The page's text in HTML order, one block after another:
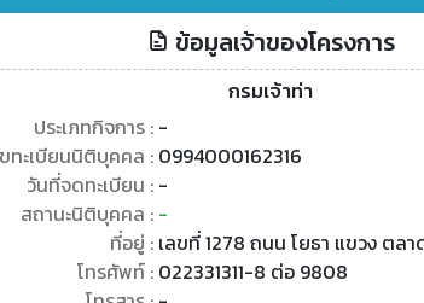
ข้อมูลเจ้าของโครงการ
กรมเจ้าท่า
ประเภทกิจการ : -
ทะเบียนนิติบุคคล : 0994000162316
วันที่จดทะเบียน : -
สถานะนิติบุคคล : -
ที่อยู่ : เลขที่ 1278 ถนน โยธา แขวง ตล
โทรศัพท์ : 022331311-8 ต่อ 9808